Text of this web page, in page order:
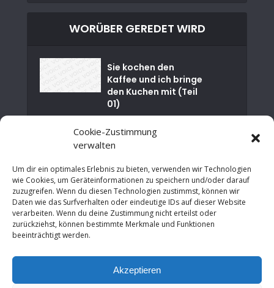
Cookie-Zustimmung
verwalten
Um dir ein optimales Erlebnis zu bieten, verwenden wir Technologien
wie Cookies, um Geräteinformationen zu speichern und/oder darauf
zuzugreifen. Wenn du diesen Technologien zustimmst, können wir
Daten wie das Surfverhalten oder eindeutige IDs auf dieser Website
verarbeiten. Wenn du deine Zustimmung nicht erteilst oder
zurückziehst, können bestimmte Merkmale und Funktionen
beeinträchtigt werden.
Akzeptieren
WORÜBER GEREDET WIRD
Sie kochen den
Kaffee und ich bringe
den Kuchen mit (Teil
01)
Nuklearkatastrophe
von Tschernobyl
Happy Birthday EU –
30 Jahre
Maastrichter
Verträge
Städte
Wirtschaftswachstu
m...